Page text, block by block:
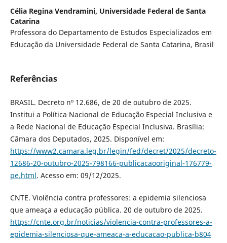
Célia Regina Vendramini, Universidade Federal de Santa
Catarina
Professora do Departamento de Estudos Especializados em
Educação da Universidade Federal de Santa Catarina, Brasil
Referências
BRASIL. Decreto nº 12.686, de 20 de outubro de 2025.
Institui a Política Nacional de Educação Especial Inclusiva e
a Rede Nacional de Educação Especial Inclusiva. Brasília:
Câmara dos Deputados, 2025. Disponível em:
https://www2.camara.leg.br/legin/fed/decret/2025/decreto-
12686-20-outubro-2025-798166-publicacaooriginal-176779-
pe.html. Acesso em: 09/12/2025.
CNTE. Violência contra professores: a epidemia silenciosa
que ameaça a educação pública. 20 de outubro de 2025.
https://cnte.org.br/noticias/violencia-contra-professores-a-
epidemia-silenciosa-que-ameaca-a-educacao-publica-b804